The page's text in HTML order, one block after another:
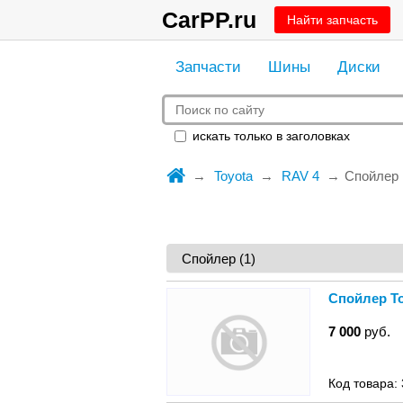
CarPP.ru Найти запчасть
Запчасти Шины Диски
искать только в заголовках
Toyota RAV 4 Спойлер
Спойлер
7 000 руб.
Код товара: